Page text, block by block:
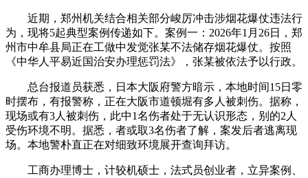
近期，郑州机关结合相关部分峻厉冲击涉烟花爆仗违法行
为，现将5起典型案例传递如下。案例一：2026年1月26日，郑
州市中牟县局正在工做中发觉张某不法储存烟花爆仗。按照
《中华人平易近国治安办理惩罚法》，张某被依法予以行政。
总台报道员获悉，日本大阪府警方暗示，本地时间15日零
时摆布，有报警称，正在大阪市道顿堀有多人被刺伤。据称，
现场或有3人被刺伤，此中1名伤者处于无认识形态，别的2人
受伤环境不明。据悉，者或取3名伤者了解，案发后者逃离现
场。本地警朴直正在对细致环境展开查询拜访。
工商办理博士，计较机硕士，法式员创业者，立异案例、